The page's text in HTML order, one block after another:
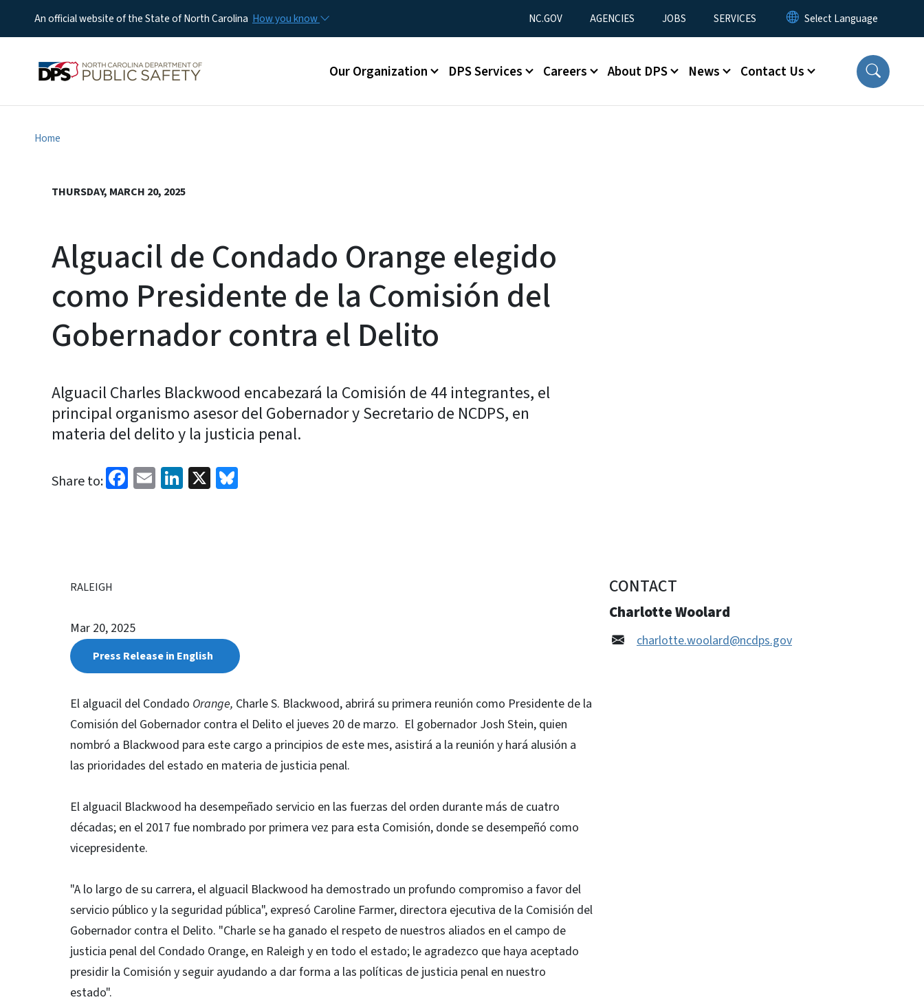
An official website of the State of North Carolina How you know Utility Menu
NC.GOV AGENCIES JOBS SERVICES
Main menu
Our Organization DPS Services Careers About DPS News Contact Us
Home
THURSDAY, MARCH 20, 2025
Alguacil de Condado Orange elegido
como Presidente de la Comisión del
Gobernador contra el Delito
Alguacil Charles Blackwood encabezará la Comisión de 44 integrantes, el
principal organismo asesor del Gobernador y Secretario de NCDPS, en
materia del delito y la justicia penal.
Share to: Facebook
EmailLinkedIn
X
RALEIGH
Mar 20, 2025
Press Release in English
El alguacil del Condado Orange, Charle S. Blackwood, abrirá su primera reunión como Presidente de la
Comisión del Gobernador contra el Delito el jueves 20 de marzo. El gobernador Josh Stein, quien
nombró a Blackwood para este cargo a principios de este mes, asistirá a la reunión y hará alusión a
las prioridades del estado en materia de justicia penal.
El alguacil Blackwood ha desempeñado servicio en las fuerzas del orden durante más de cuatro
décadas; en el 2017 fue nombrado por primera vez para esta Comisión, donde se desempeñó como
vicepresidente.
"A lo largo de su carrera, el alguacil Blackwood ha demostrado un profundo compromiso a favor del
servicio público y la seguridad pública", expresó Caroline Farmer, directora ejecutiva de la Comisión del
Gobernador contra el Delito. "Charle se ha ganado el respeto de nuestros aliados en el campo de
justicia penal del Condado Orange, en Raleigh y en todo el estado; le agradezco que haya aceptado
presidir la Comisión y seguir ayudando a dar forma a las políticas de justicia penal en nuestro
estado".
CONTACT
Charlotte Woolard
charlotte.woolard@ncdps.gov